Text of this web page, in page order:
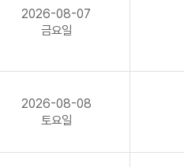
2026-08-07
금요일
2026-08-08
토요일